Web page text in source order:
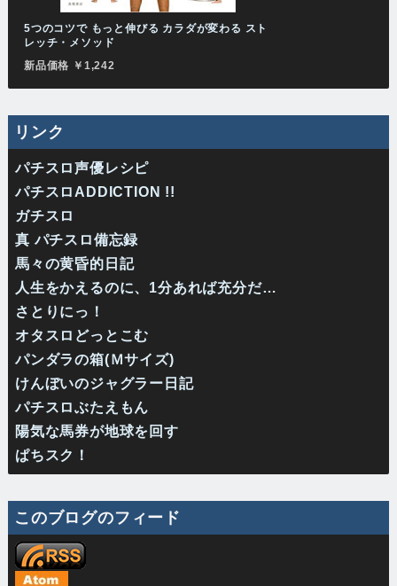
5つのコツで もっと伸びる カラダが変わる スト
レッチ・メソッド
新品価格 ￥1,242
リンク
パチスロ声優レシピ
パチスロADDICTION !!
ガチスロ
真 パチスロ備忘録
馬々の黄昏的日記
人生をかえるのに、1分あれば充分だ…
さとりにっ！
オタスロどっとこむ
パンダラの箱(Ｍサイズ)
けんぼいのジャグラー日記
パチスロぶたえもん
陽気な馬券が地球を回す
ぱちスク！
このブログのフィード